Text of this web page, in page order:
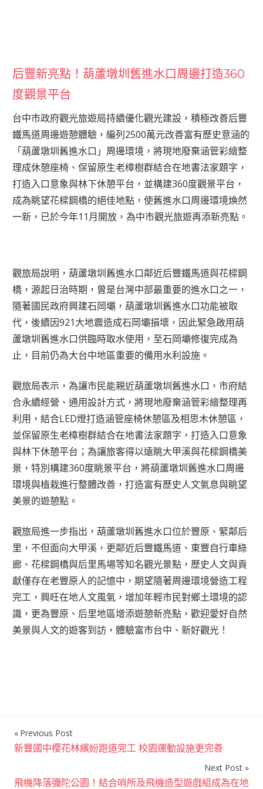
后豐新亮點！葫蘆墩圳舊進水口周邊打造360
度觀景平台
台中市政府觀光旅遊局持續優化觀光建設，積極改善后豐
鐵馬道周邊遊憩體驗，編列2500萬元改善富有歷史意涵的
「葫蘆墩圳舊進水口」周邊環境，將現地廢棄涵管彩繪整
理成休憩座椅、保留原生老樟樹群結合在地書法家題字，
打造入口意象與林下休憩平台，並構建360度觀景平台，
成為眺望花樑鋼橋的絕佳地點，使舊進水口周邊環境煥然
一新，已於今年11月開放，為中市觀光旅遊再添新亮點。
觀旅局說明，葫蘆墩圳舊進水口鄰近后豐鐵馬道與花樑鋼
橋，源起日治時期，曾是台灣中部最重要的進水口之一，
隨著國民政府興建石岡壩，葫蘆墩圳舊進水口功能被取
代，後續因921大地震造成石岡壩損壞，因此緊急啟用葫
蘆墩圳舊進水口供臨時取水使用，至石岡壩修復完成為
止，目前仍為大台中地區重要的備用水利設施。
觀旅局表示，為讓市民能親近葫蘆墩圳舊進水口，市府結
合永續經營、通用設計方式，將現地廢棄涵管彩繪整理再
利用，結合LED燈打造涵管座椅休憩區及相思木休憩區，
並保留原生老樟樹群結合在地書法家題字，打造入口意象
與林下休憩平台；為讓旅客得以遠眺大甲溪與花樑鋼橋美
景，特別構建360度眺景平台，將葫蘆墩圳舊進水口周邊
環境與植栽進行整體改善，打造富有歷史人文氣息與眺望
美景的遊憩點。
觀旅局進一步指出，葫蘆墩圳舊進水口位於豐原、緊鄰后
里，不但面向大甲溪，更鄰近后豐鐵馬道、東豐自行車綠
廊、花樑鋼橋與后里馬場等知名觀光景點，歷史人文與貢
獻僅存在老豐原人的記憶中，期望隨著周邊環境營造工程
完工，興旺在地人文風氣，增加年輕市民對鄉土環境的認
識，更為豐原、后里地區增添遊憩新亮點，歡迎愛好自然
美景與人文的遊客到訪，體驗富市台中、新好觀光！
文
章
導
Previous Post
新豐國中櫻花林繽紛跑道完工 校園運動設施更完善
Next Post
飛機降落彌陀公園！結合哨所及飛機造型遊戲組成為在地